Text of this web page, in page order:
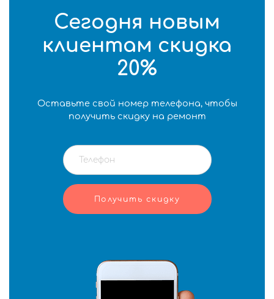
Сегодня новым
клиентам скидка
20%
Оставьте свой номер телефона, чтобы
получить скидку на ремонт